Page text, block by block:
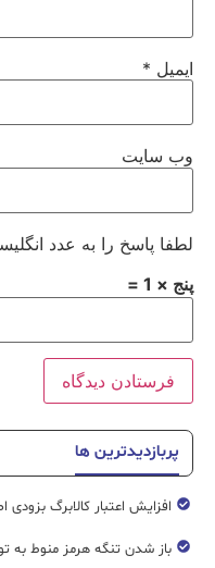
ایمیل *
وب‌ سایت
لطفا پاسخ را به عدد
پنج × 1 =
پربازدیدترین ها
افزایش اعتبار کالابرگ
باز شدن تنگه هرمز منوط به